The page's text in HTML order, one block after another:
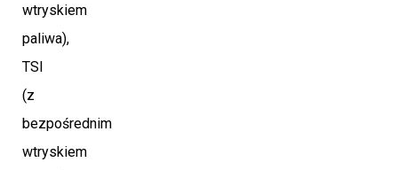
wtryskiem
paliwa),
TSI
(z
bezpośrednim
wtryskiem